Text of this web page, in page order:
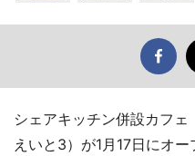
シェアキッチン併設カフェ
えいと3）が1月17日にオー